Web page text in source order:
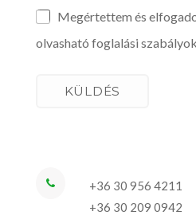
Megértettem és
olvasható foglalási
+36 30 956 4211
+36 30 209 0942